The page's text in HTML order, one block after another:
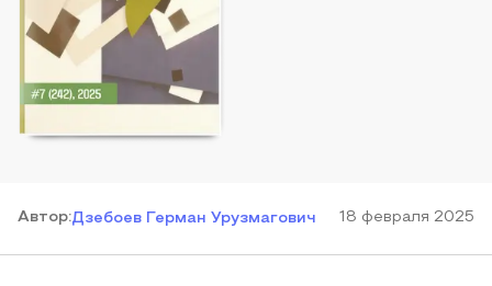
Автор:Дзебоев Герман Урузмагович 18 февраля 2025